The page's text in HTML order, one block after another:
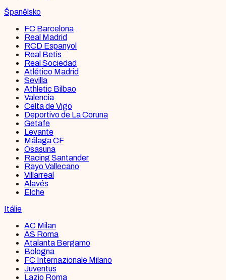
Španělsko
FC Barcelona
Real Madrid
RCD Espanyol
Real Betis
Real Sociedad
Atlético Madrid
Sevilla
Athletic Bilbao
Valencia
Celta de Vigo
Deportivo de La Coruna
Getafe
Levante
Málaga CF
Osasuna
Racing Santander
Rayo Vallecano
Villarreal
Alavés
Elche
Itálie
AC Milan
AS Roma
Atalanta Bergamo
Bologna
FC Internazionale Milano
Juventus
Lazio Roma